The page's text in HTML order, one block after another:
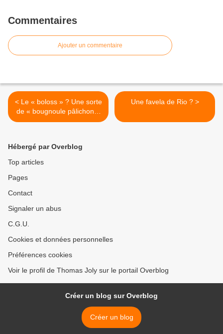
Commentaires
Ajouter un commentaire
< Le « boloss » ? Une sorte
de « bougnoule pâlichon »
(par François Delaître)
Une favela de Rio ? >
Hébergé par Overblog
Top articles
Pages
Contact
Signaler un abus
C.G.U.
Cookies et données personnelles
Préférences cookies
Voir le profil de Thomas Joly sur le portail Overblog
Créer un blog sur Overblog
Créer un blog